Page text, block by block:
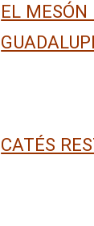
EL MESÓN
CATÉS